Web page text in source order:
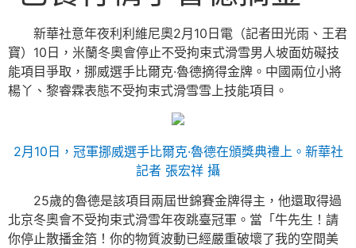
新華社意年夜利利維尼奧2月10日電（記者田光雨、王君
寶）10日，米蘭冬奧會停止不受拘束式滑雪男人坡面妨礙技
能項目爭取，挪威選手比爾克·魯德摘得金牌。中國兩位小將
楊丫、黎睿霖表態不受拘束式滑雪雪上技能項目。
2月10日，冠軍挪威選手比爾克·魯德在頒獎典禮上。新華社
記者 張宏祥 攝
25歲的魯德是該項目兩屆世錦賽金牌得主，他還取得過
北京冬奧會不受拘束式滑雪年夜跳臺冠軍。當「牛先生！請
你停止散播金箔！你的物質波動已經嚴重破壞了我的空間美